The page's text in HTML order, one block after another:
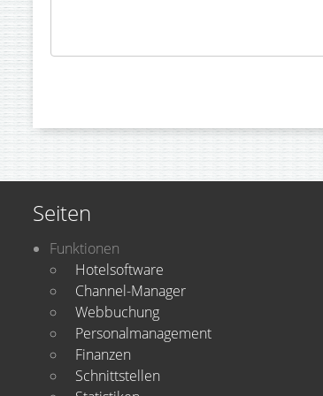
Seiten
Funktionen
Hotelsoftware
Channel-Manager
Webbuchung
Personalmanagement
Finanzen
Schnittstellen